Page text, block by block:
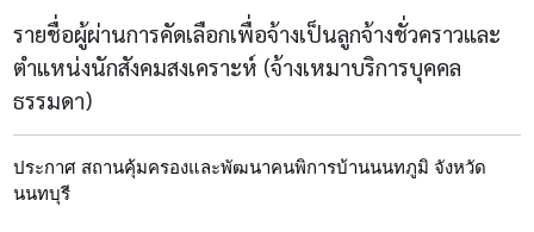
รายชื่อผู้ผ่านการคัดเลือกเพื่อจ้างเป็นลูกจ้างชั่วคราวและ
ตำแหน่งนักสังคมสงเคราะห์ (จ้างเหมาบริการบุคคล
ธรรมดา)
ประกาศ สถานคุ้มครองและพัฒนาคนพิการบ้านนนทภูมิ จังหวัด
นนทบุรี